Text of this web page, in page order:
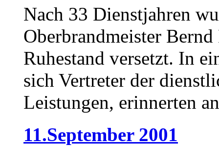
Nach 33 Dienstjahren
Oberbrandmeister
Ruhestand versetzt. In
sich Vertreter der
Leistungen, erinnerten
11.September 2001